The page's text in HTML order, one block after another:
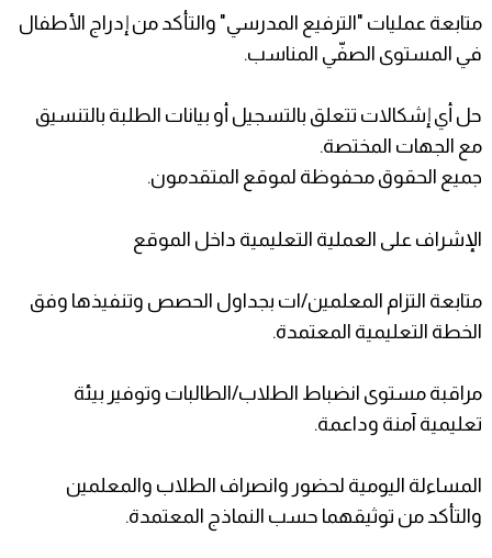
متابعة عمليات "الترفيع المدرسي" والتأكد من إدراج الأطفال
في المستوى الصفّي المناسب.
حل أي إشكالات تتعلق بالتسجيل أو بيانات الطلبة بالتنسيق
مع الجهات المختصة.
جميع الحقوق محفوظة لموقع المتقدمون.
الإشراف على العملية التعليمية داخل الموقع
متابعة التزام المعلمين/ات بجداول الحصص وتنفيذها وفق
الخطة التعليمية المعتمدة.
مراقبة مستوى انضباط الطلاب/الطالبات وتوفير بيئة
تعليمية آمنة وداعمة.
المساءلة اليومية لحضور وانصراف الطلاب والمعلمين
والتأكد من توثيقهما حسب النماذج المعتمدة.